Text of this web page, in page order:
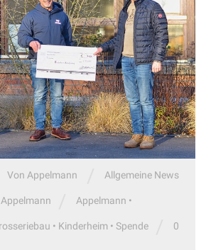
Von Appelmann Allgemeine News
Appelmann •
• Kinderheim • Spende 0